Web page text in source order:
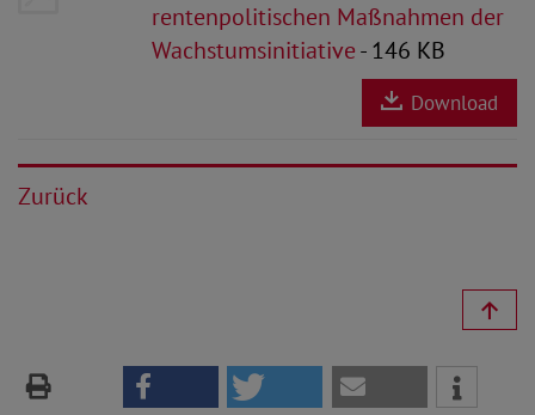
rentenpolitischen Maßnahmen der
Wachstumsinitiative- 146 KB
Download
Zurück